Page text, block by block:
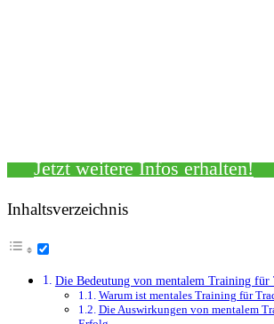
Jetzt weitere Infos erhalten!
Inhaltsverzeichnis
Die Bedeutung von mentalem Training für
Warum ist mentales Training für
Die Auswirkungen von mentalem